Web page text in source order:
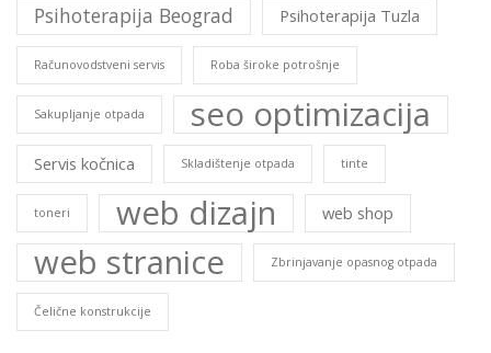
Psihoterapija Beograd Psihoterapija Tuzla
Računovodstveni servis Roba široke potrošnje
Sakupljanje otpada seo optimizacija
Servis kočnica Skladištenje otpada tinte
toneri web dizajn web shop
web stranice Zbrinjavanje opasnog otpada
Čelične konstrukcije